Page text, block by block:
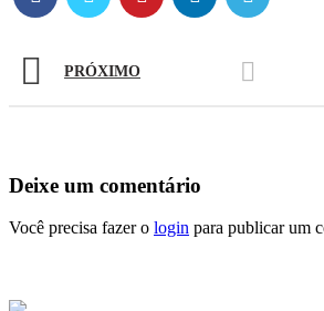
PRÓXIMO
Deixe um comentário
Você precisa fazer o login para publicar um